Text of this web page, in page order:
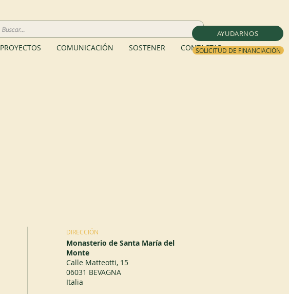
AYUDARNOS
SOLICITUD DE FINANCIACIÓN
PROYECTOS COMUNICACIÓN SOSTENER CONTACTAR
DIRECCIÓN
Monasterio de Santa María del
Monte
Calle Matteotti, 15
06031 BEVAGNA
Italia